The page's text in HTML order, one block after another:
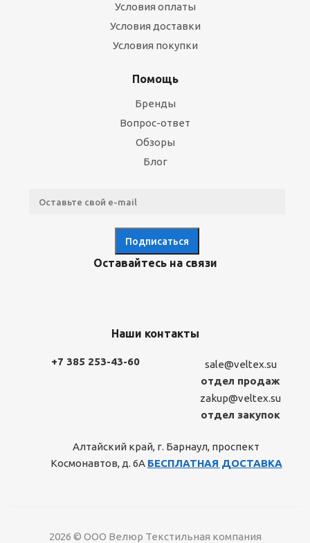
Условия оплаты
Условия доставки
Условия покупки
Помощь
Бренды
Вопрос-ответ
Обзоры
Блог
Оставайтесь на связи
Наши контакты
+7 385 253-43-60
sale@veltex.su
отдел продаж
zakup@veltex.su
отдел закупок
Алтайский край, г. Барнаул, проспект
Космонавтов, д. 6А БЕСПЛАТНАЯ ДОСТАВКА
2026 © ООО Велюр Текстильная компания